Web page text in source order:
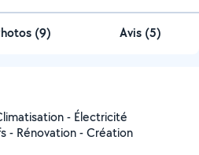
(9) Avis (5)
- Électricité
- Rénovation - Création